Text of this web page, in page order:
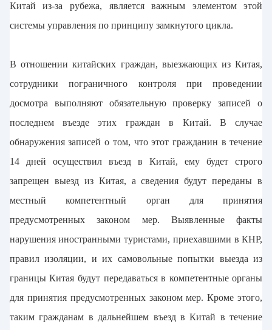
Китай из-за рубежа, является важным элементом этой
системы управления по принципу замкнутого цикла.
В отношении китайских граждан, выезжающих из Китая,
сотрудники пограничного контроля при проведении
досмотра выполняют обязательную проверку записей о
последнем въезде этих граждан в Китай. В случае
обнаружения записей о том, что этот гражданин в течение
14 дней осуществил въезд в Китай, ему будет строго
запрещен выезд из Китая, а сведения будут переданы в
местный компетентный орган для принятия
предусмотренных законом мер. Выявленные факты
нарушения иностранными туристами, приехавшими в КНР,
правил изоляции, и их самовольные попытки выезда из
границы Китая будут передаваться в компетентные органы
для принятия предусмотренных законом мер. Кроме этого,
таким гражданам в дальнейшем въезд в Китай в течение